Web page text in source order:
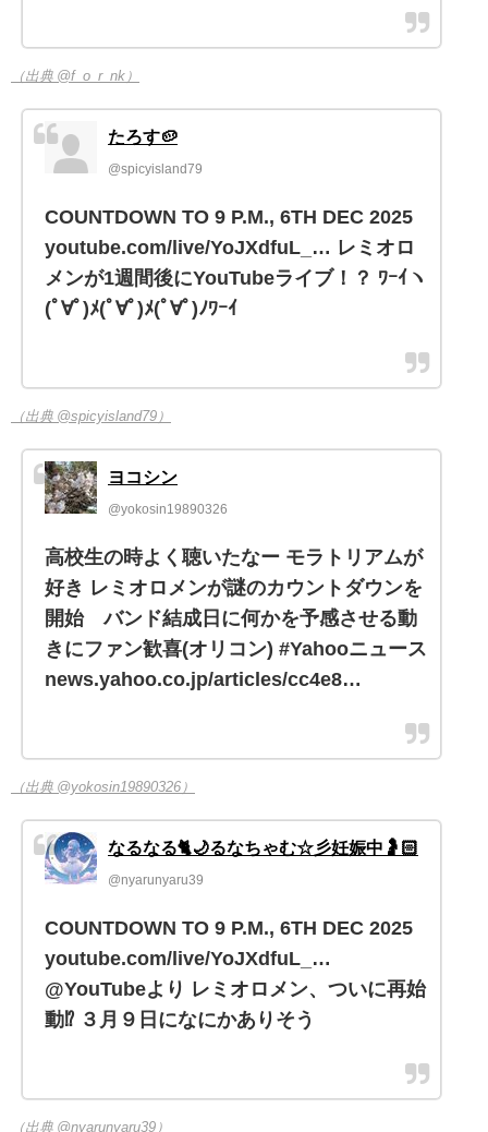
（出典 @f_o_r_nk）
たろす🥔
@spicyisland79
COUNTDOWN TO 9 P.M., 6TH DEC 2025
youtube.com/live/YoJXdfuL_… レミオロ
メンが1週間後にYouTubeライブ！？ ﾜｰｲヽ
(ﾟ∀ﾟ)ﾒ(ﾟ∀ﾟ)ﾒ(ﾟ∀ﾟ)ﾉﾜｰｲ
（出典 @spicyisland79）
ヨコシン
@yokosin19890326
高校生の時よく聴いたなー モラトリアムが
好き レミオロメンが謎のカウントダウンを
開始 バンド結成日に何かを予感させる動
きにファン歓喜(オリコン) #Yahooニュース
news.yahoo.co.jp/articles/cc4e8…
（出典 @yokosin19890326）
なるなる🐈🌙るなちゃむ☆彡妊娠中🤰🏻
@nyarunyaru39
COUNTDOWN TO 9 P.M., 6TH DEC 2025
youtube.com/live/YoJXdfuL_…
@YouTubeより レミオロメン、ついに再始
動⁉️ ３月９日になにかありそう
（出典 @nyarunyaru39）